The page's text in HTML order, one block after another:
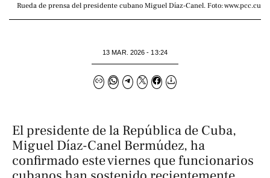
Rueda de prensa del presidente cubano Miguel Díaz-Canel. Foto: www.pcc.cu
13 MAR. 2026 - 13:24
El presidente de la República de Cuba,
Miguel Díaz-Canel Bermúdez, ha
confirmado este viernes que funcionarios